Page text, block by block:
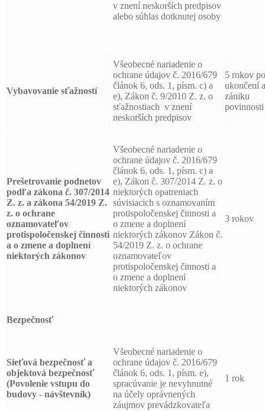
v znení neskorších predpisov
alebo súhlas dotknutej osoby
Vybavovanie sťažností
Všeobecné nariadenie o
ochrane údajov č. 2016/679
článok 6, ods. 1, písm. c) a
e), Zákon č. 9/2010 Z. z. o
sťažnostiach v znení
neskorších predpisov
5 rokov po
ukončení
zániku
povinnosti
Prešetrovanie podnetov
podľa zákona č. 307/2014
Z. z. a zákona 54/2019 Z.
z. o ochrane
oznamovateľov
protispoločenskej činnosti
a o zmene a doplnení
niektorých zákonov
Všeobecné nariadenie o
ochrane údajov č. 2016/679
článok 6, ods. 1, písm. c) a
e), Zákon č. 307/2014 Z. z. o
niektorých opatreniach
súvisiacich s oznamovaním
protispoločenskej činnosti a
o zmene a doplnení
niektorých zákonov Zákon č.
54/2019 Z. z. o ochrane
oznamovateľov
protispoločenskej činnosti a
o zmene a doplnení
niektorých zákonov
3 rokov
Bezpečnosť
Sieťová bezpečnosť a
objektová bezpečnosť
(Povolenie vstupu do
budovy - návštevník)
Všeobecné nariadenie o
ochrane údajov č. 2016/679
článok 6, ods. 1, písm. e),
spracúvanie je nevyhnutné
na účely oprávnených
záujmov prevádzkovateľa
1 rok